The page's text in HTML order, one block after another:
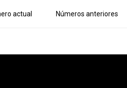
actual Números anteriores